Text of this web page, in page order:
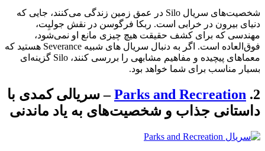
شخصیت‌های سریال Silo در عمق زمین زندگی می‌کنند، جایی که
دنیای بیرون در خرابی است. ربکا فرگوسن در نقش جولیِت،
مهندسی که برای کشف حقیقت هیچ چیزی مانع او نمی‌شود،
فوق‌العاده است. اگر به دنبال سریال های شبیه Severance هستید که
معماهای پیچیده و مفاهیم مشابهی را بررسی کنند، Silo گزینه‌ای
بسیار مناسب برای شما خواهد بود.
2.
Parks and Recreation– سریالی کمدی با
داستانی جذاب و شخصیت‌های به یاد ماندنی